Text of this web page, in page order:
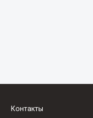
Контакты